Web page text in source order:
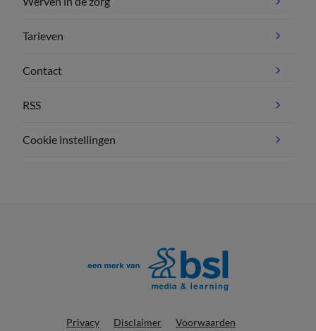
Tarieven
Contact
RSS
Cookie instellingen
Privacy Disclaimer Voorwaarden